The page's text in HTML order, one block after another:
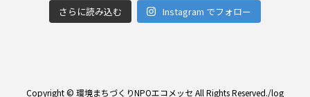
さらに読み込む Instagram でフォロー
Copyright © 環境まちづくりNPOエコメッセ All Rights Reserved./log